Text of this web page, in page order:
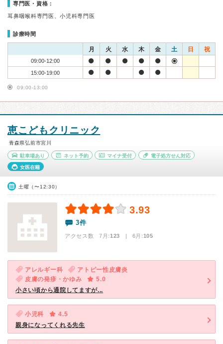
専門医・資格：
耳鼻咽喉科専門医、小児科専門医
診療時間
月 火 水 木 金 土 日 祝
09:00-12:00
15:00-19:00
09:00-13:00
恵こどもクリニック
青森県弘前市宮川
駐車場あり ネット予約 マイナ受付 電子処方せん対応
女医在籍
土曜（〜12:30）
3.93
3件
アクセス数 7月:123 | 6月:105
アレルギー科
アトピー性皮膚炎
皮膚の発疹・かゆみ
5.0
小さい頃から通院してますが...
小児科
4.5
親身になってくれる先生